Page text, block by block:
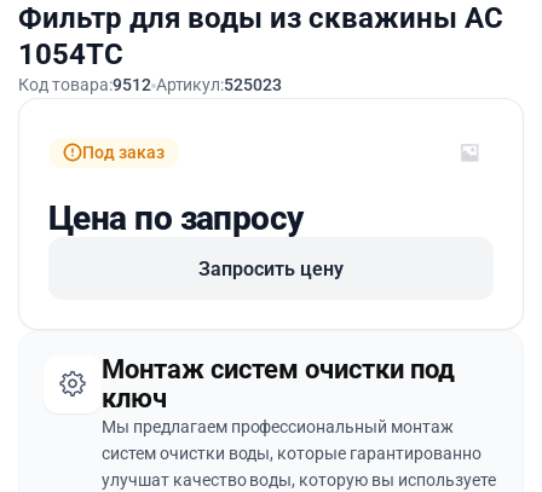
Фильтр для воды из скважины АС
1054ТС
Код товара:9512 Артикул:525023
Под заказ
Цена по запросу
Запросить цену
Монтаж систем очистки под
ключ
Мы предлагаем профессиональный монтаж
систем очистки воды, которые гарантированно
улучшат качество воды, которую вы используете